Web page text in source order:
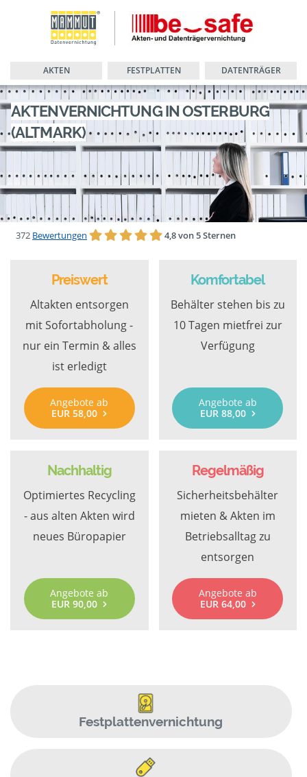
AKTEN FESTPLATTEN DATENTRÄGER
AKTENVERNICHTUNG IN OSTERBURG
(ALTMARK)
372 Bewertungen 4,8 von 5 Sternen
Preiswert
Altakten entsorgen
mit Sofortabholung -
nur ein Termin & alles
ist erledigt
Angebote ab
EUR 58,00
Komfortabel
Behälter stehen bis zu
10 Tagen mietfrei zur
Verfügung
Angebote ab
EUR 88,00
Nachhaltig
Optimiertes Recycling
- aus alten Akten wird
neues Büropapier
Angebote ab
EUR 90,00
Regelmäßig
Sicherheitsbehälter
mieten & Akten im
Betriebsalltag zu
entsorgen
Angebote ab
EUR 64,00
Festplattenvernichtung